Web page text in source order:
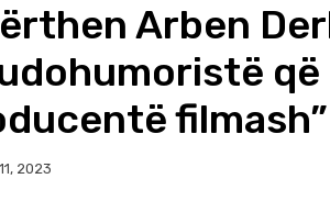
Arben
që
2023